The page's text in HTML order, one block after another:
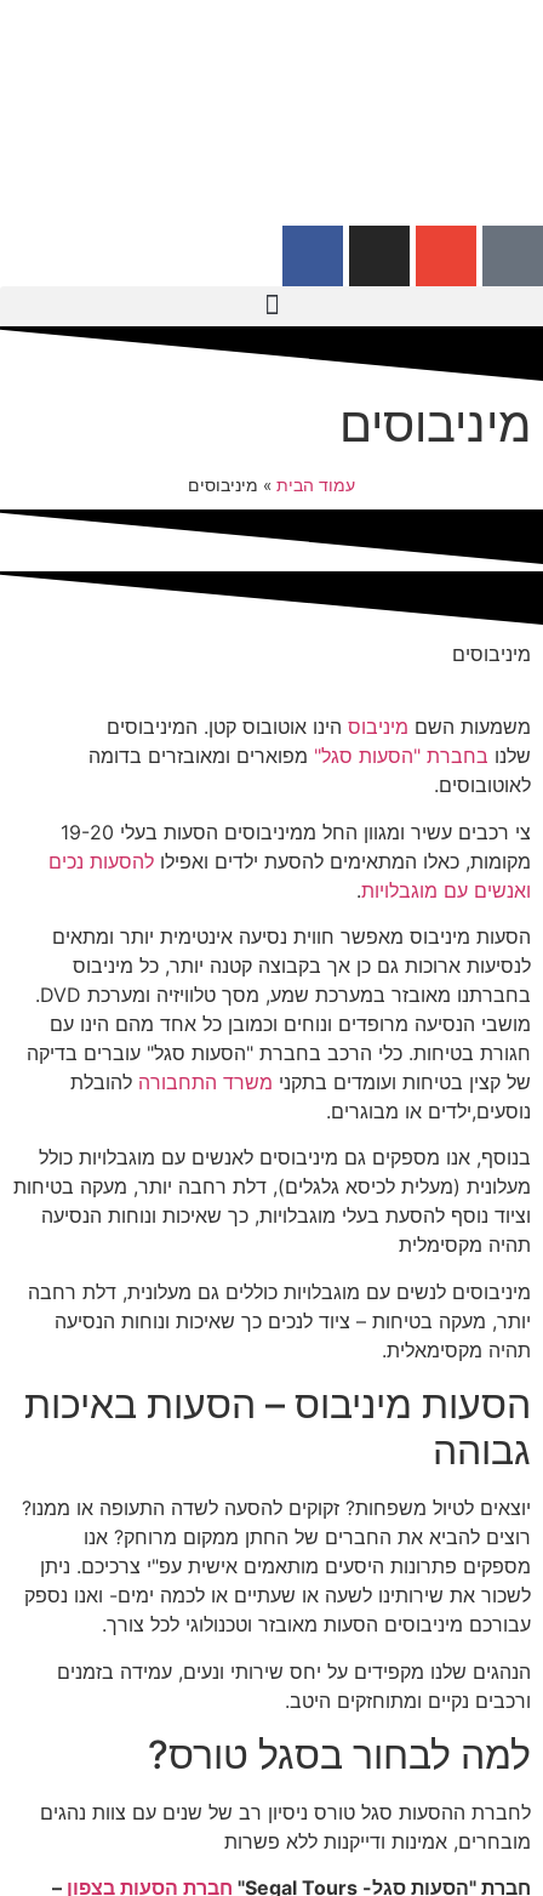
מיניבוסים
עמוד הבית » מיניבוסים
מיניבוסים
משמעות השם מיניבוס הינו אוטובוס קטן. המיניבוסים
שלנו בחברת "הסעות סגל" מפוארים ומאובזרים בדומה
לאוטובוסים.
צי רכבים עשיר ומגוון החל ממיניבוסים הסעות בעלי 19-20
מקומות, כאלו המתאימים להסעת ילדים ואפילו להסעות נכים
ואנשים עם מוגבלויות.
הסעות מיניבוס מאפשר חווית נסיעה אינטימית יותר ומתאים
לנסיעות ארוכות גם כן אך בקבוצה קטנה יותר, כל מיניבוס
בחברתנו מאובזר במערכת שמע, מסך טלוויזיה ומערכת DVD.
מושבי הנסיעה מרופדים ונוחים וכמובן כל אחד מהם הינו עם
חגורת בטיחות. כלי הרכב בחברת "הסעות סגל" עוברים בדיקה
של קצין בטיחות ועומדים בתקני משרד התחבורה להובלת
נוסעים,ילדים או מבוגרים.
בנוסף, אנו מספקים גם מיניבוסים לאנשים עם מוגבלויות כולל
מעלונית (מעלית לכיסא גלגלים), דלת רחבה יותר, מעקה בטיחות
וציוד נוסף להסעת בעלי מוגבלויות, כך שאיכות ונוחות הנסיעה
תהיה מקסימלית
מיניבוסים לנשים עם מוגבלויות כוללים גם מעלונית, דלת רחבה
יותר, מעקה בטיחות – ציוד לנכים כך שאיכות ונוחות הנסיעה
תהיה מקסימאלית.
הסעות מיניבוס – הסעות באיכות
גבוהה
יוצאים לטיול משפחות? זקוקים להסעה לשדה התעופה או ממנו?
רוצים להביא את החברים של החתן ממקום מרוחק? אנו
מספקים פתרונות היסעים מותאמים אישית עפ"י צרכיכם. ניתן
לשכור את שירותינו לשעה או שעתיים או לכמה ימים- ואנו נספק
עבורכם מיניבוסים הסעות מאובזר וטכנולוגי לכל צורך.
הנהגים שלנו מקפידים על יחס שירותי ונעים, עמידה בזמנים
ורכבים נקיים ומתוחזקים היטב.
למה לבחור בסגל טורס?
לחברת ההסעות סגל טורס ניסיון רב של שנים עם צוות נהגים
מובחרים, אמינות ודייקנות ללא פשרות
חברת "הסעות סגל- Segal Tours"
חברת הסעות בצפון –